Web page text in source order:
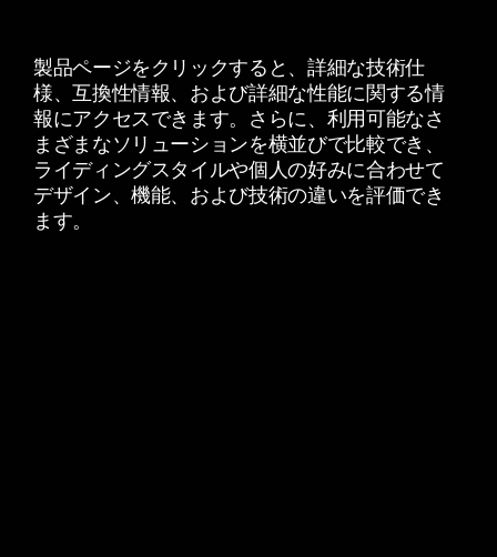
製品ページをクリックすると、詳細な技術仕
様、互換性情報、および詳細な性能に関する情
報にアクセスできます。さらに、利用可能なさ
まざまなソリューションを横並びで比較でき、
ライディングスタイルや個人の好みに合わせて
デザイン、機能、および技術の違いを評価でき
ます。